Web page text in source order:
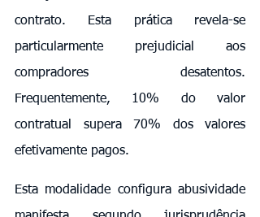
contrato. Esta prática revela-se
particularmente prejudicial aos
compradores desatentos.
Frequentemente, 10% do valor
contratual supera 70% dos valores
efetivamente pagos.
Esta modalidade configura abusividade